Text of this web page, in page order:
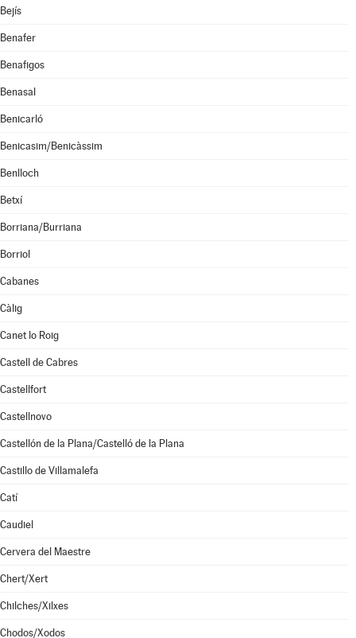
Bejís
Benafer
Benafigos
Benasal
Benicarló
Benicasim/Benicàssim
Benlloch
Betxí
Borriana/Burriana
Borriol
Cabanes
Càlig
Canet lo Roig
Castell de Cabres
Castellfort
Castellnovo
Castellón de la Plana/Castelló de la Plana
Castillo de Villamalefa
Catí
Caudiel
Cervera del Maestre
Chert/Xert
Chilches/Xilxes
Chodos/Xodos